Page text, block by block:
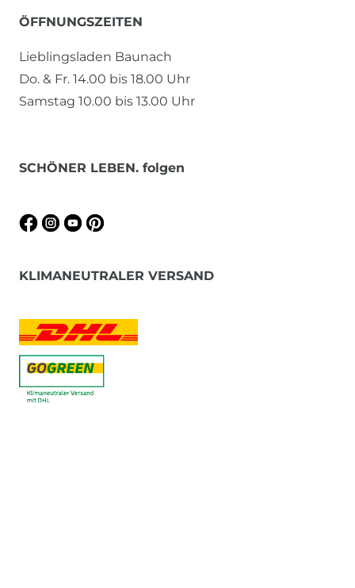
ÖFFNUNGSZEITEN
Lieblingsladen Baunach
Do. & Fr. 14.00 bis 18.00 Uhr
Samstag 10.00 bis 13.00 Uhr
SCHÖNER LEBEN. folgen
KLIMANEUTRALER VERSAND